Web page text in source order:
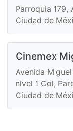
Parroquia 179,
Ciudad de
Cinemex
Avenida
nivel 1 Col,
Ciudad de